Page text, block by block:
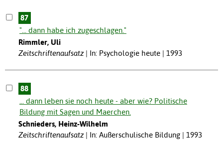
87
"... dann habe ich zugeschlagen."
Rimmler, Uli
Zeitschriftenaufsatz
In: Psychologie heute | 1993
88
... dann leben sie noch heute - aber wie? Politische
Bildung mit Sagen und Maerchen.
Schnieders, Heinz-Wilhelm
Zeitschriftenaufsatz
In: Außerschulische Bildung | 1993